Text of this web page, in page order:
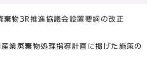
棄物3R推進協議会設置要綱の改正
業廃棄物処理指導計画に掲げた施策の